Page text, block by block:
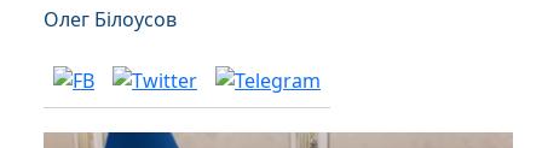
Олег Білоусов